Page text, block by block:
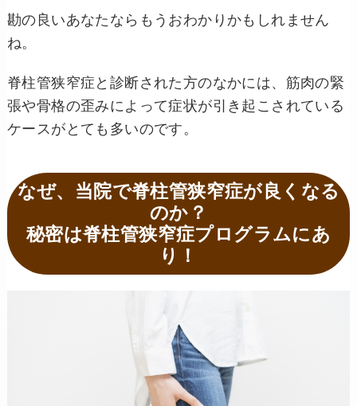
勘の良いあなたならもうおわかりかもしれません
ね。
脊柱管狭窄症と診断された方のなかには、筋肉の緊
張や骨格の歪みによって症状が引き起こされている
ケースがとても多いのです。
なぜ、当院で脊柱管狭窄症が良くなる
のか？
秘密は脊柱管狭窄症プログラムにあ
り！